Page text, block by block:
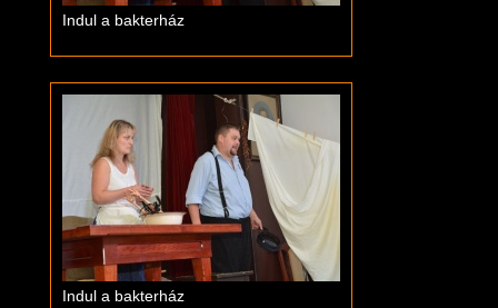
Indul a bakterház
Indul a bakterház